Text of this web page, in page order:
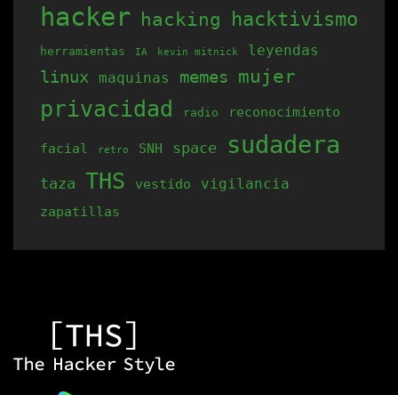
de
producto
hacker hacking hacktivismo
herramientas IA kevin mitnick leyendas
linux maquinas memes mujer
privacidad radio reconocimiento
facial retro SNH space sudadera
taza THS vestido vigilancia
zapatillas